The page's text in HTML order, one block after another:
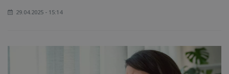
29.04.2025 - 15:14